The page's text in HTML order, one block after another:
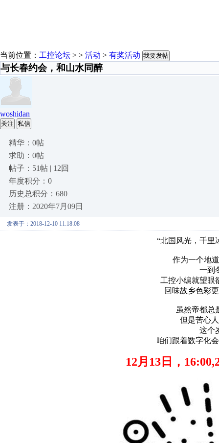
当前位置： 工控论坛 > > 活动 > 有奖活动 我要发帖
与长春约会，和山水同醉
woshidan
关注 私信
精华：0帖
求助：0帖
帖子：51帖 | 12回
年度积分：0
历史总积分：680
注册：2020年7月09日
发表于：2018-12-10 11:18:08
“北国风光，千里
作为一个地
一到
工控小编就望眼
回味故乡色彩
虽然帝都总
但是苦心
这个
咱们跟着数字化
12月13日，